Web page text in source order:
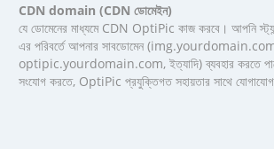
CDN domain (CDN ডোমেইন)
যে ডোমেনের মাধ্যমে CDN OptiPic কাজ করবে। আপনি
এর পরিবর্তে আপনার সাবডোমেন
optipic.yourdomain.com, ইত্যাদি) ব্যবহার করতে
সংযোগ করতে, OptiPic প্রযুক্তিগত সহায়তার সাথে